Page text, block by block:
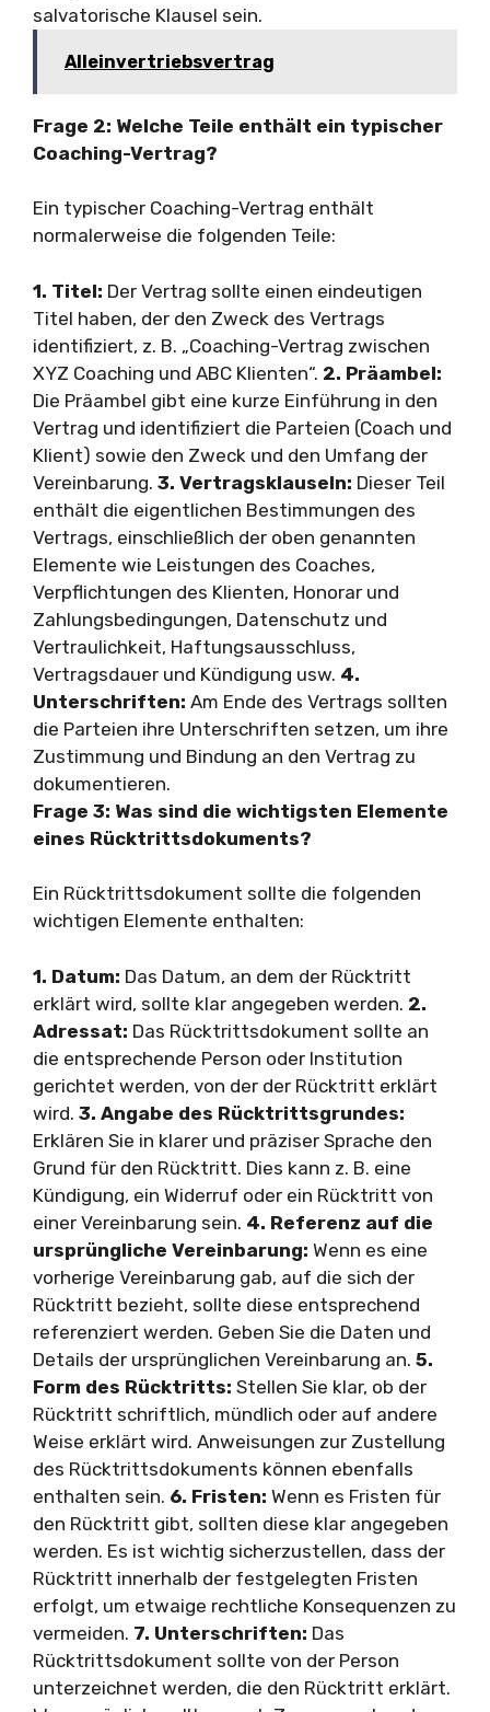
salvatorische Klausel sein.
Alleinvertriebsvertrag
Frage 2: Welche Teile enthält ein typischer
Coaching-Vertrag?
Ein typischer Coaching-Vertrag enthält
normalerweise die folgenden Teile:
1. Titel: Der Vertrag sollte einen eindeutigen
Titel haben, der den Zweck des Vertrags
identifiziert, z. B. „Coaching-Vertrag zwischen
XYZ Coaching und ABC Klienten“. 2. Präambel:
Die Präambel gibt eine kurze Einführung in den
Vertrag und identifiziert die Parteien (Coach und
Klient) sowie den Zweck und den Umfang der
Vereinbarung. 3. Vertragsklauseln: Dieser Teil
enthält die eigentlichen Bestimmungen des
Vertrags, einschließlich der oben genannten
Elemente wie Leistungen des Coaches,
Verpflichtungen des Klienten, Honorar und
Zahlungsbedingungen, Datenschutz und
Vertraulichkeit, Haftungsausschluss,
Vertragsdauer und Kündigung usw. 4.
Unterschriften: Am Ende des Vertrags sollten
die Parteien ihre Unterschriften setzen, um ihre
Zustimmung und Bindung an den Vertrag zu
dokumentieren.
Frage 3: Was sind die wichtigsten Elemente
eines Rücktrittsdokuments?
Ein Rücktrittsdokument sollte die folgenden
wichtigen Elemente enthalten:
1. Datum: Das Datum, an dem der Rücktritt
erklärt wird, sollte klar angegeben werden. 2.
Adressat: Das Rücktrittsdokument sollte an
die entsprechende Person oder Institution
gerichtet werden, von der der Rücktritt erklärt
wird. 3. Angabe des Rücktrittsgrundes:
Erklären Sie in klarer und präziser Sprache den
Grund für den Rücktritt. Dies kann z. B. eine
Kündigung, ein Widerruf oder ein Rücktritt von
einer Vereinbarung sein. 4. Referenz auf die
ursprüngliche Vereinbarung: Wenn es eine
vorherige Vereinbarung gab, auf die sich der
Rücktritt bezieht, sollte diese entsprechend
referenziert werden. Geben Sie die Daten und
Details der ursprünglichen Vereinbarung an. 5.
Form des Rücktritts: Stellen Sie klar, ob der
Rücktritt schriftlich, mündlich oder auf andere
Weise erklärt wird. Anweisungen zur Zustellung
des Rücktrittsdokuments können ebenfalls
enthalten sein. 6. Fristen: Wenn es Fristen für
den Rücktritt gibt, sollten diese klar angegeben
werden. Es ist wichtig sicherzustellen, dass der
Rücktritt innerhalb der festgelegten Fristen
erfolgt, um etwaige rechtliche Konsequenzen zu
vermeiden. 7. Unterschriften: Das
Rücktrittsdokument sollte von der Person
unterzeichnet werden, die den Rücktritt erklärt.